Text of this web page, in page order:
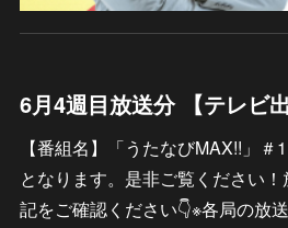
【番組名】「うたなびMAX!!」
となります。是非ご覧ください
記をご確認ください👇※各局の放